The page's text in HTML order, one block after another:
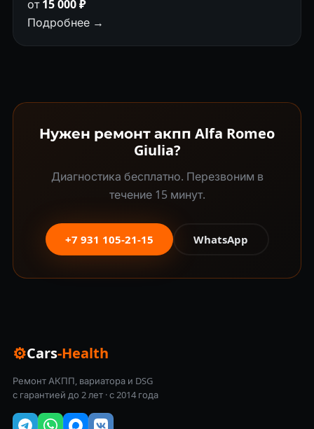
от15 000 ₽
Подробнее →
Нужен ремонт акпп Alfa Romeo
Giulia?
Диагностика бесплатно. Перезвоним в
течение 15 минут.
+7 931 105-21-15 WhatsApp
⚙Cars-Health
Ремонт АКПП, вариатора и DSG
с гарантией до 2 лет · с 2014 года